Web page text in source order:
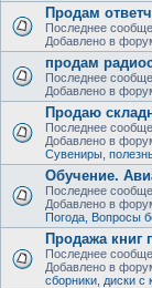
Продам
Последнее
Добавлено в
продам
Последнее
Добавлено в
Продаю
Последнее
Добавлено в
Сувениры,
Обучение.
Последнее
Добавлено в
Погода, Вопросы
Продажа книг
Последнее
Добавлено в
сборники, диски с